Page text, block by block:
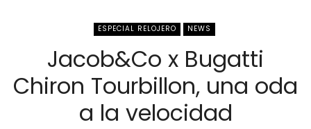
ESPECIAL RELOJERO NEWS
Jacob&Co x Bugatti
Chiron Tourbillon, una oda
a la velocidad